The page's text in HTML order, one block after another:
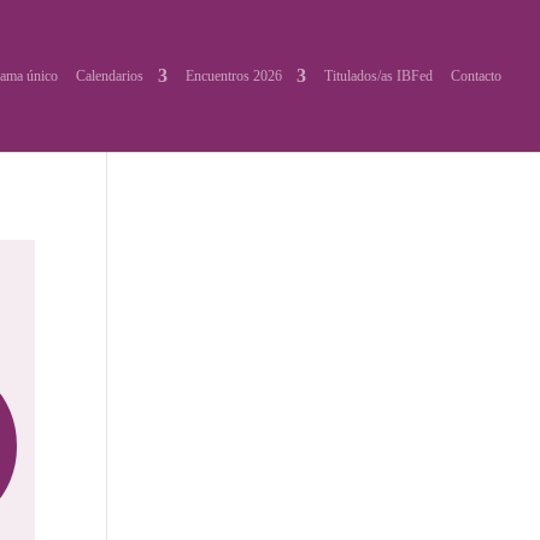
único Calendarios Encuentros 2026 Titulados/as IBFed Contacto